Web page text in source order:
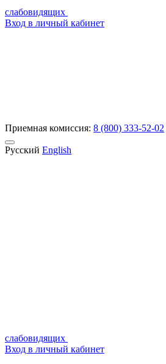
слабовидящих
Вход в личный кабинет
Приемная комиссия: 8 (800) 333-52-02
Русский English
слабовидящих
Вход в личный кабинет